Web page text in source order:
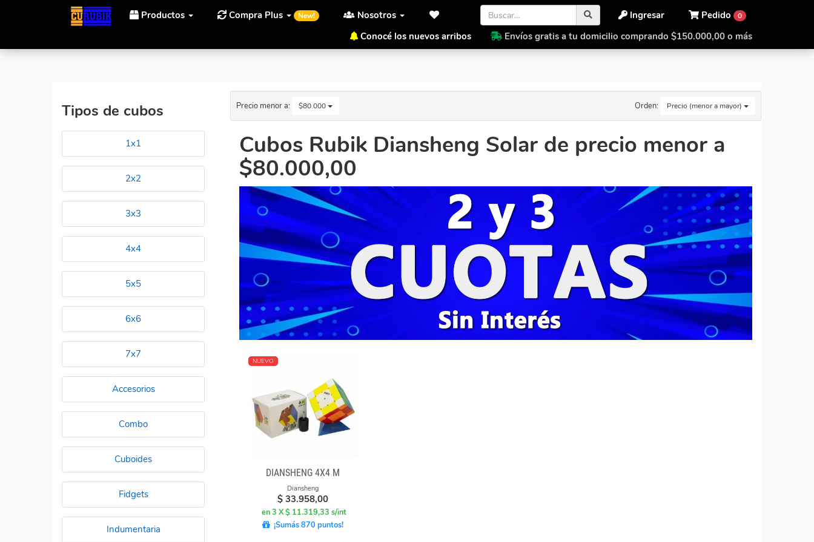
Productos Compra Plus New! Nosotros Pedido 0
Ingresar
Conocé los nuevos arribos
Envíos gratis a tu domicilio comprando $150.000,00 o más
Tipos de cubos
1x1
2x2
3x3
4x4
5x5
6x6
7x7
Accesorios
Combo
Cuboides
Fidgets
Indumentaria
Precio menor a: $80.000 Orden: Precio (menor a mayor)
Cubos Rubik Diansheng Solar de precio menor a
$80.000,00
NUEVO
DIANSHENG 4X4 M
Diansheng
$ 33.958,00
en 3 X $ 11.319,33 s/int
¡Sumás 870 puntos!